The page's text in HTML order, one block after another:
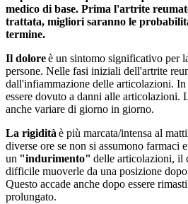
medico di base. Prima l'artrite
trattata, migliori saranno le
termine.
Il doloreè un sintomo significativo per
persone. Nelle fasi iniziali dell'artrite
dall'infiammazione delle articolazioni.
essere dovuto a danni alle articolazioni.
anche variare di giorno in giorno.
La rigidità è più marcata/intensa al
diverse ore se non si assumono farmaci
un "indurimento" delle articolazioni, il
difficile muoverle da una posizione
Questo accade anche dopo essere
prolungato.